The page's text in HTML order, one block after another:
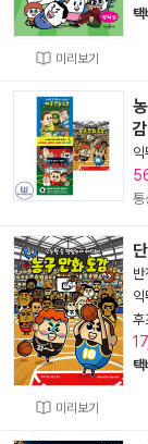
미리보기
택
익
통
미리보기
익
후
택